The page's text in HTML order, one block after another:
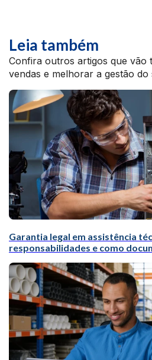
Leia também
Confira outros artigos que vão
vendas e melhorar a gestão do
Garantia legal em assistência
responsabilidades e como